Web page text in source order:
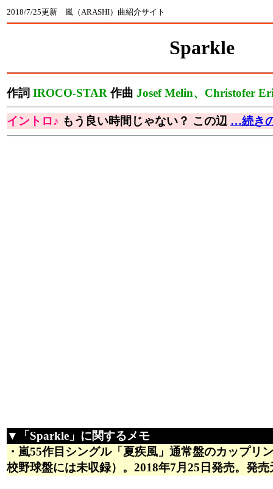
2018/7/25更新 嵐（ARASHI）曲紹介サイト
Sparkle
作詞 IROCO-STAR 作曲 Josef Melin、Christofer
イントロ♪ もう良い時間じゃない？ この辺 …続き
▼「Sparkle」に関するメモ
・嵐55作目シングル「夏疾風」通常盤のカップリ
校野球盤には未収録）。2018年7月25日発売。発